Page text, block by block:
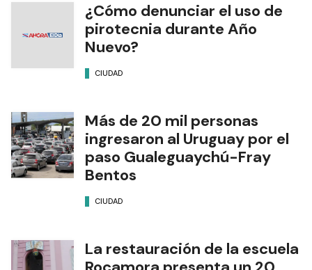
¿Cómo denunciar el uso de
pirotecnia durante Año
Nuevo?
CIUDAD
Más de 20 mil personas
ingresaron al Uruguay por el
paso Gualeguaychú-Fray
Bentos
CIUDAD
La restauración de la escuela